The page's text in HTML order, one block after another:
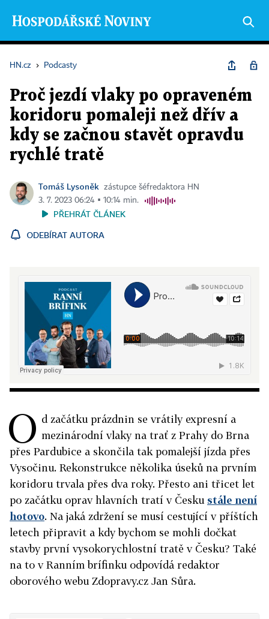
HN.cz › Podcasty
Proč jezdí vlaky po opraveném
koridoru pomaleji než dřív a
kdy se začnou stavět opravdu
rychlé tratě
Tomáš Lysoněk
zástupce šéfredaktora HN
3. 7. 2023 06:24 ▪ 10:14 min.
PŘEHRÁT ČLÁNEK
ODEBÍRAT AUTORA
O d začátku prázdnin se vrátily expresní a
mezinárodní vlaky na trať z Prahy do Brna
přes Pardubice a skončila tak pomalejší jízda přes
Vysočinu. Rekonstrukce několika úseků na prvním
koridoru trvala přes dva roky. Přesto ani třicet let
po začátku oprav hlavních tratí v Česku stále není
hotovo. Na jaká zdržení se musí cestující v příštích
letech připravit a kdy bychom se mohli dočkat
stavby první vysokorychlostní tratě v Česku? Také
na to v Ranním brífinku odpovídá redaktor
oborového webu Zdopravy.cz Jan Sůra.